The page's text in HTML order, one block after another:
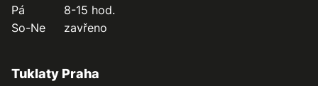
Pá
8-15 hod.
So-Ne
zavřeno
Tuklaty Praha